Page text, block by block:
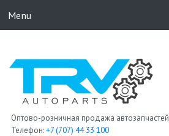
Menu
Оптово-розничная продажа автозапчастей
Телефон:+7 (707) 44 33 100